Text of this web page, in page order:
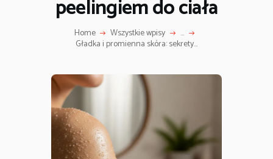
peelingiem do ciała
Home Wszystkie wpisy ...
Gładka i promienna skóra: sekrety...